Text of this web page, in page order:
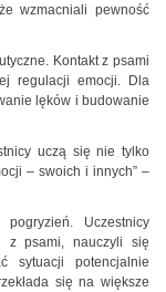
wzmacniali pewność
Kontakt z psami
regulacji emocji. Dla
lęków i budowanie
uczą się nie tylko
– swoich i innych” –
pogryzień. Uczestnicy
z psami, nauczyli się
sytuacji potencjalnie
się na większe